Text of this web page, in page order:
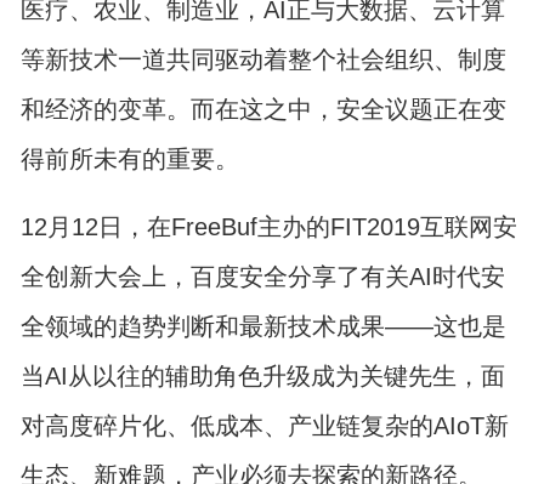
医疗、农业、制造业，AI正与大数据、云计算
等新技术一道共同驱动着整个社会组织、制度
和经济的变革。而在这之中，安全议题正在变
得前所未有的重要。
12月12日，在FreeBuf主办的FIT2019互联网安
全创新大会上，百度安全分享了有关AI时代安
全领域的趋势判断和最新技术成果——这也是
当AI从以往的辅助角色升级成为关键先生，面
对高度碎片化、低成本、产业链复杂的AIoT新
生态、新难题，产业必须去探索的新路径。